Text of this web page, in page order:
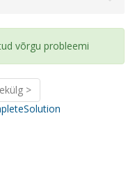
võrgu probleemi
>